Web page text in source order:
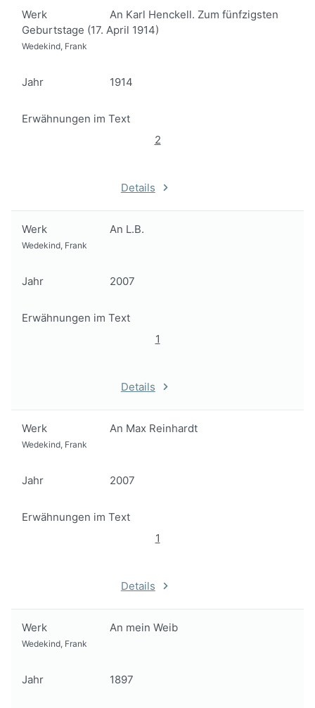
Werk
An Karl Henckell. Zum fünfzigsten
Geburtstage (17. April 1914)
Wedekind, Frank
Jahr 1914
Erwähnungen im Text
2
Details
Werk An L.B.
Wedekind, Frank
Jahr 2007
Erwähnungen im Text
1
Details
Werk An Max Reinhardt
Wedekind, Frank
Jahr 2007
Erwähnungen im Text
1
Details
Werk An mein Weib
Wedekind, Frank
Jahr 1897